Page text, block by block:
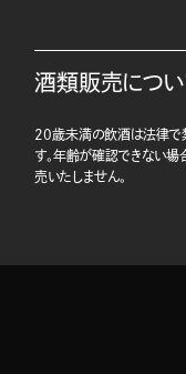
酒類販売につい
20歳未満の飲酒は法律で
す。年齢が確認できない
売いたしません。